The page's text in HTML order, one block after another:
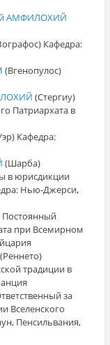
АМФИЛОХИЙ
Кафедра:
(Вгенопулос)
(Стергиу)
Патриархата в
Кафедра:
(Шарба)
в юрисдикции
Нью-Джерси,
Постоянный
при Всемирном
(Реннето)
традиции в
за
Вселенского
Пенсильвания,